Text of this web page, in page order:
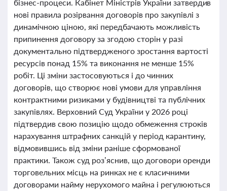
бізнес-процеси. Кабінет Міністрів України затвердив
нові правила розірвання договорів про закупівлі з
динамічною ціною, які передбачають можливість
припинення договору за згодою сторін у разі
документально підтвердженого зростання вартості
ресурсів понад 15% та виконання не менше 15%
робіт. Ці зміни застосовуються і до чинних
договорів, що створює нові умови для управління
контрактними ризиками у будівництві та публічних
закупівлях. Верховний Суд України у 2026 році
підтвердив свою позицію щодо обмеження строків
нарахування штрафних санкцій у період карантину,
відмовившись від зміни раніше сформованої
практики. Також суд роз’яснив, що договори оренди
торговельних місць на ринках не є класичними
договорами найму нерухомого майна і регулюються